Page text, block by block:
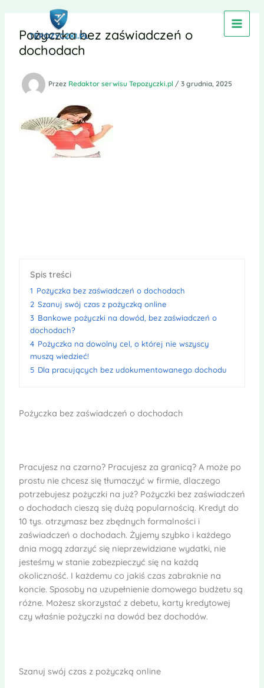
treściPożyczka bez zaświadczeń o
dochodach
Przez Redaktor serwisu Tepozyczki.pl / 3 grudnia, 2025
Spis treści
1 Pożyczka bez zaświadczeń o dochodach
2 Szanuj swój czas z pożyczką online
3 Bankowe pożyczki na dowód, bez zaświadczeń o
dochodach?
4 Pożyczka na dowolny cel, o której nie wszyscy
muszą wiedzieć!
5 Dla pracujących bez udokumentowanego dochodu
Pożyczka bez zaświadczeń o dochodach
Pracujesz na czarno? Pracujesz za granicą? A może po
prostu nie chcesz się tłumaczyć w firmie, dlaczego
potrzebujesz pożyczki na już? Pożyczki bez zaświadczeń
o dochodach cieszą się dużą popularnością. Kredyt do
10 tys. otrzymasz bez zbędnych formalności i
zaświadczeń o dochodach. Żyjemy szybko i każdego
dnia mogą zdarzyć się nieprzewidziane wydatki, nie
jesteśmy w stanie zabezpieczyć się na każdą
okoliczność. I każdemu co jakiś czas zabraknie na
koncie. Sposoby na uzupełnienie domowego budżetu są
różne. Możesz skorzystać z debetu, karty kredytowej
czy właśnie pożyczki na dowód bez dochodów.
Szanuj swój czas z pożyczką online